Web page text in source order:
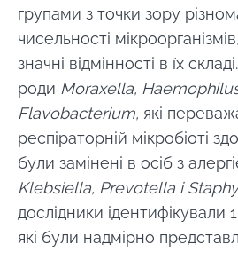
групами з точки зору
чисельності
значні відмінності в їх
роди Moraxella,
Flavobacterium, які
респіраторній мікробіоті
були замінені в осіб з
Klebsiella, Prevotella і
дослідники ідентифікували
які були надмірно